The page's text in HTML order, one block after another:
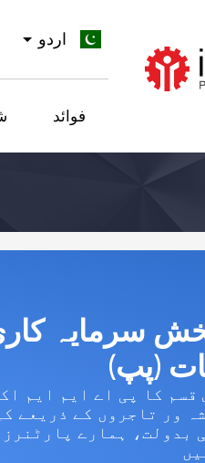
اردو
فوائد
سرمایہ
(پپ)
قسم کا پی اے ایم ایم
ور تاجروں کے ذریعے
بدولت، ہمارے